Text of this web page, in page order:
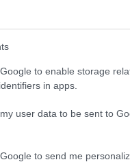
to enable storage
in apps.
user data to be sent to
to send me
óta eltelt